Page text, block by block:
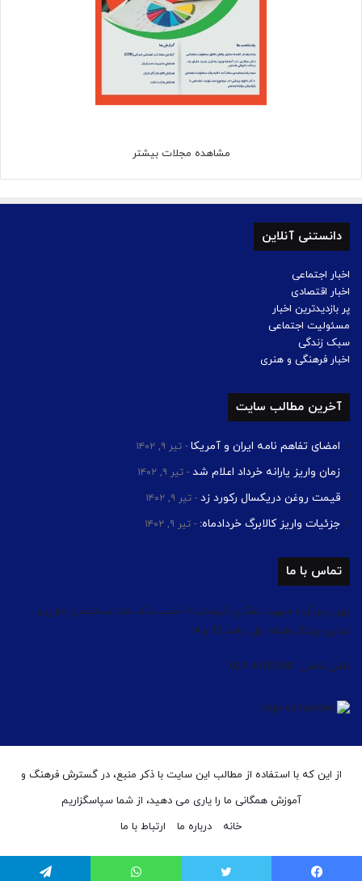
مشاهده مجلات بیشتر
دانستنی آنلاین
اخبار اجتماعی
اخبار اقتصادی
پر بازدیدترین اخبار
مسئولیت اجتماعی
سبک زندگی
اخبار فرهنگی و هنری
آخرین مطالب سایت
امضای تفاهم نامه ایران و آمریکا تیر ۹, ۱۴۰۲
زمان واریز یارانه خرداد اعلام شد تیر ۹, ۱۴۰۲
قیمت روغن دریکسال رکورد زد تیر ۹, ۱۴۰۲
جزئیات واریز کالابرگ خردادماه: تیر ۹, ۱۴۰۲
تماس با ما
تهران،بزرگراه شهید لشگری،کیلومتر 14،جنب بانک ملت،ساختمان اداری و
تجاری چیتگر،طبقه اول، واحد 13 و 14
تلفن تماس: 44182503 021
از این که با استفاده از مطالب این سایت با ذکر منبع، در گسترش فرهنگ و
آموزش همگانی ما را یاری می دهید، از شما سپاسگزاریم
خانه
درباره ما ارتباط با ما